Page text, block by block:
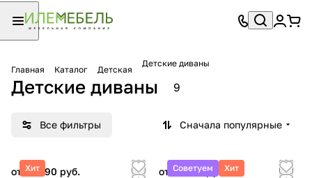
Главная Каталог Детская
Детские диваны
Детские диваны 9
Все фильтры Сначала популярные
Хит
от 25 990 руб.
Советуем Хит
от 11 990 руб.